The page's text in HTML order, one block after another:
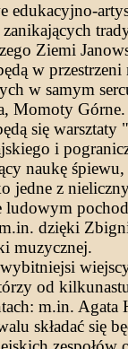
Ziemi
w
w samym
Momoty Górne.
się
i
naukę
jedne z
dzięki
muzycznej.
od
m.in. Agata
składać się